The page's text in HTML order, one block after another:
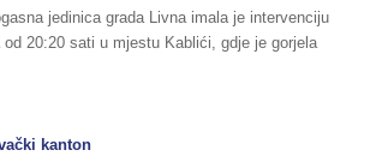
jedinica grada Livna imala je intervenciju
od 20:20 sati u mjestu Kablići, gdje je gorjela
kanton